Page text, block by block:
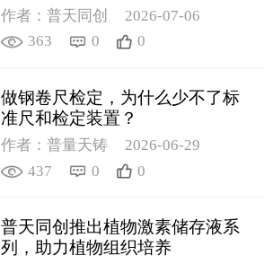
作者：普天同创
2026-07-06
363
0 0
做钢卷尺检定，为什么少不了标
准尺和检定装置？
作者：普量天铸
2026-06-29
437
0 0
普天同创推出植物激素储存液系
列，助力植物组织培养